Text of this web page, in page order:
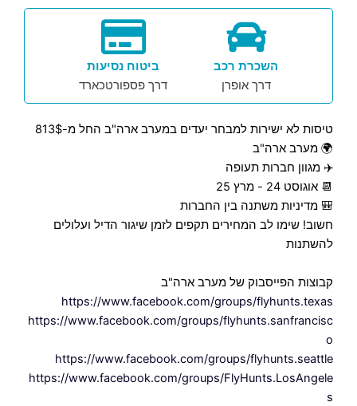
השכרת רכב
דרך אופרן
ביטוח נסיעות
דרך פספורטכארד
טיסות לא ישירות למבחר יעדים במערב ארה"ב החל מ-813$
🌍 מערב ארה"ב
✈️ מגוון חברות תעופה
📆 אוגוסט 24 - מרץ 25
🎒 מדיניות משתנה בין החברות
חשוב! שימו לב המחירים תקפים לזמן שיגור הדיל ועלולים
להשתנות
קבוצות הפייסבוק של מערב ארה"ב
https://www.facebook.com/groups/flyhunts.texas
https://www.facebook.com/groups/flyhunts.sanfrancisc
o
https://www.facebook.com/groups/flyhunts.seattle
https://www.facebook.com/groups/FlyHunts.LosAngele
s